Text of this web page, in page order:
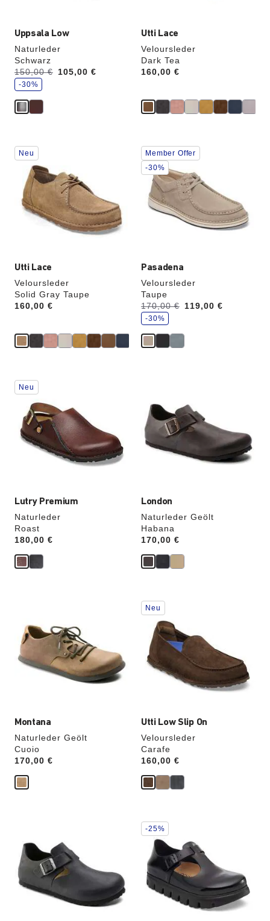
Uppsala Low
Naturleder
Schwarz
Vorher:
150,00 €
Jetzt 105,00 €
S
p
a
r
e
-30%
Utti Lace
Veloursleder
Dark Tea
Price:
160,00 €
Utti Lace
Veloursleder
Solid Gray Taupe
Price:
160,00 €
Durch
Anklicken
Farben
werden
die
Produktbilder
aktualisiert.
Neu
Pasadena
Veloursleder
Taupe
Vorher:
170,00 €
Jetzt 119,00 €
S
p
a
r
e
-30%
Durch
Anklicken
der
Farben
werden
die
Produktbilder
aktualisiert.
Member Offer
-30%
Lutry Premium
Naturleder
Roast
Price:
180,00 €
Durch
Anklicken
Farben
werden
die
Produktbilder
aktualisiert.
Neu
London
Naturleder Geölt
Habana
Price:
170,00 €
Farben
werden
die
Produktbilder
aktualisiert.
Montana
Naturleder Geölt
Cuoio
Price:
170,00 €
Farben
werden
die
Produktbilder
aktualisiert.
Utti Low Slip On
Veloursleder
Carafe
Price:
160,00 €
Durch
Anklicken
Farben
werden
die
Produktbilder
aktualisiert.
Neu
der
Farben
werden
die
Produktbilder
aktualisiert.
Durch
Anklicken
Farben
werden
die
Produktbilder
aktualisiert.
-25%